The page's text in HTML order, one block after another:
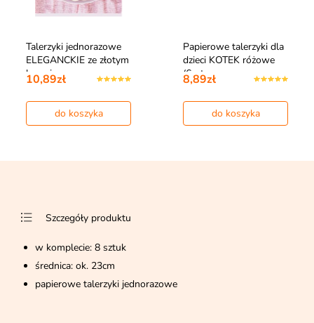
Talerzyki jednorazowe
ELEGANCKIE ze złotym
brzegie…
10,89zł
do koszyka
Papierowe talerzyki dla
dzieci KOTEK różowe
(6szt.…
8,89zł
do koszyka
Szczegóły produktu
w komplecie: 8 sztuk
średnica: ok. 23cm
papierowe talerzyki jednorazowe